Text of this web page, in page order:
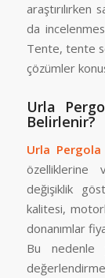
araştırılırken
da
Tente, tente
çözümler
Urla
Belirlenir?
Urla
özelliklerine
değişiklik
kalitesi,
donanımlar
Bu nedenle